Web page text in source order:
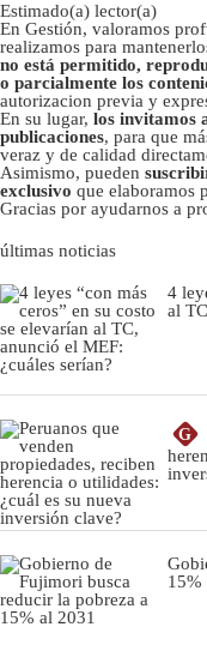
Estimado(a) lector(a)
En Gestión, valoramos
realizamos para
no está permitido,
o parcialmente los
autorizacion previa y
En su lugar, los invitamos
publicaciones, para que
veraz y de calidad
Asimismo, pueden
exclusivo que elaboramos
Gracias por ayudarnos a
últimas noticias
4
al
G
15%